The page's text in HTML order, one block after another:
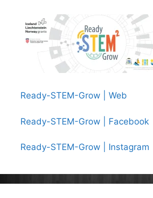
Ready-STEM-Grow | Web
Ready-STEM-Grow | Facebook
Ready-STEM-Grow | Instagram